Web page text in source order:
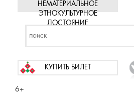
НЕМАТЕРИАЛЬНОЕ
ЭТНОКУЛЬТУРНОЕ
ДОСТОЯНИЕ
КУПИТЬ БИЛЕТ
6+